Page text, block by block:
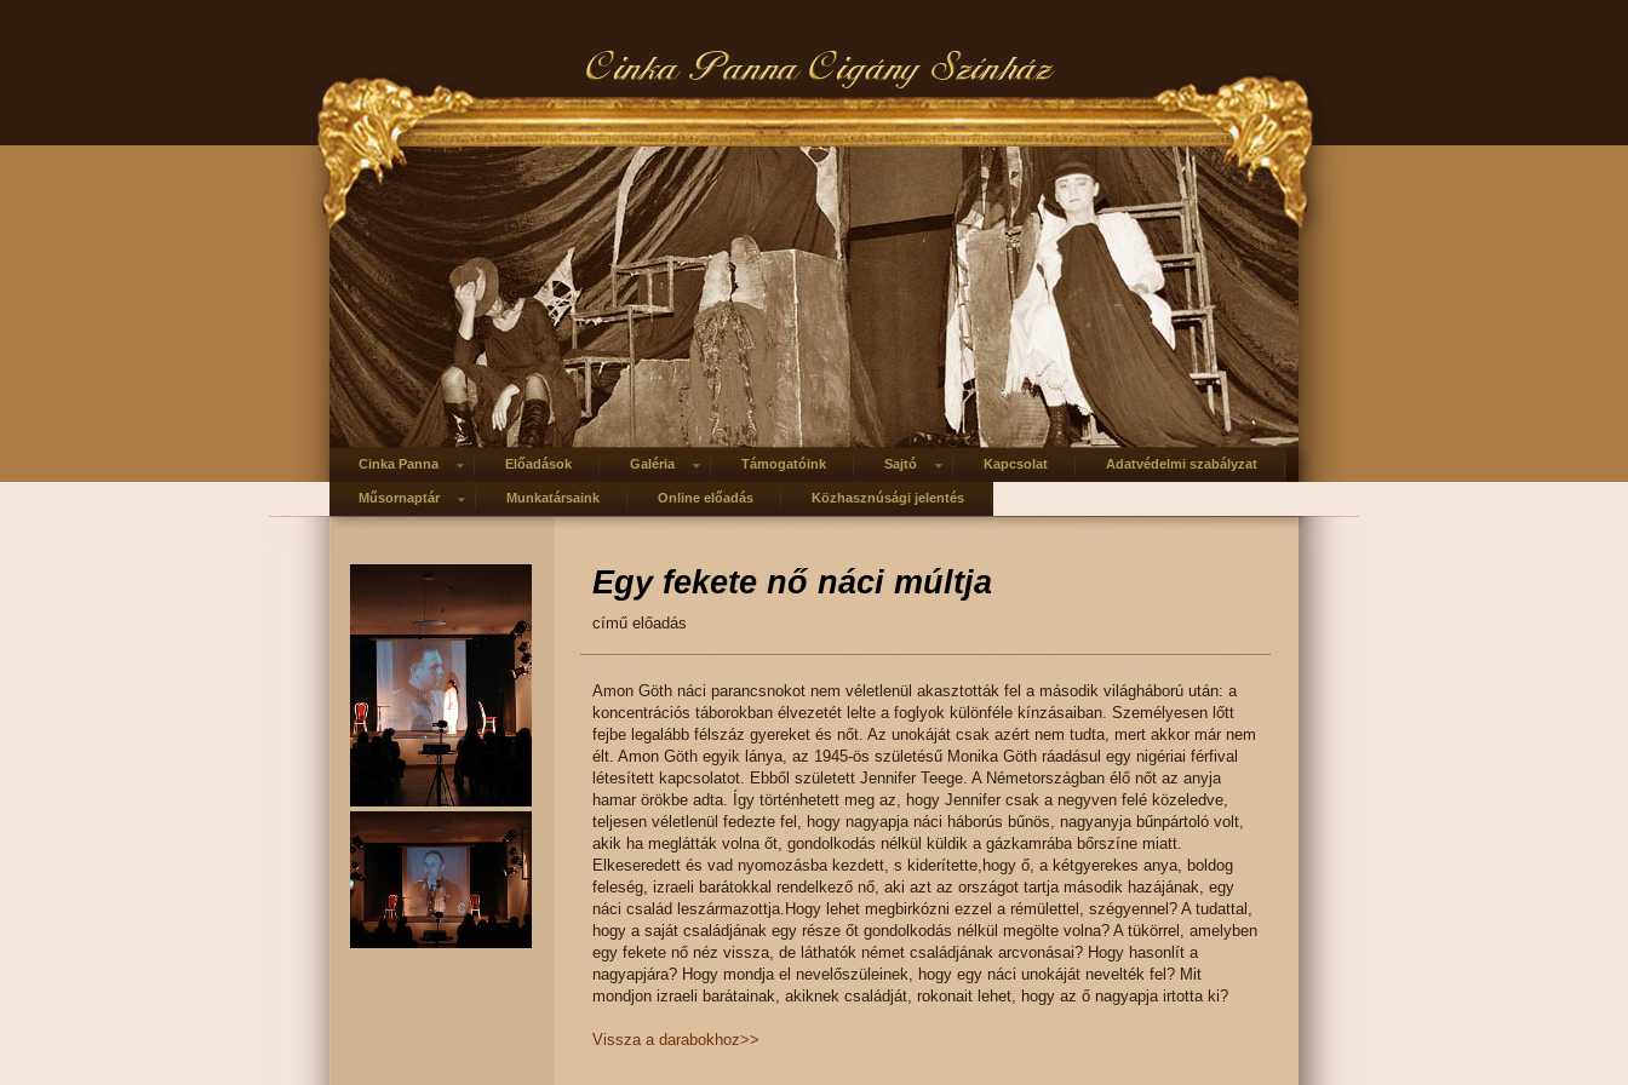
Cinka Panna Előadások Galéria Támogatóink Sajtó Kapcsolat Adatvédelmi szabályzat
Műsornaptár Munkatársaink Online előadás Közhasznúsági jelentés
Egy fekete nő náci múltja
című előadás
Amon Göth náci parancsnokot nem véletlenül akasztották fel a második világháború után: a
koncentrációs táborokban élvezetét lelte a foglyok különféle kínzásaiban. Személyesen lőtt
fejbe legalább félszáz gyereket és nőt. Az unokáját csak azért nem tudta, mert akkor már nem
élt. Amon Göth egyik lánya, az 1945-ös születésű Monika Göth ráadásul egy nigériai férfival
létesített kapcsolatot. Ebből született Jennifer Teege. A Németországban élő nőt az anyja
hamar örökbe adta. Így történhetett meg az, hogy Jennifer csak a negyven felé közeledve,
teljesen véletlenül fedezte fel, hogy nagyapja náci háborús bűnös, nagyanyja bűnpártoló volt,
akik ha meglátták volna őt, gondolkodás nélkül küldik a gázkamrába bőrszíne miatt.
Elkeseredett és vad nyomozásba kezdett, s kiderítette,hogy ő, a kétgyerekes anya, boldog
feleség, izraeli barátokkal rendelkező nő, aki azt az országot tartja második hazájának, egy
náci család leszármazottja.Hogy lehet megbirkózni ezzel a rémülettel, szégyennel? A tudattal,
hogy a saját családjának egy része őt gondolkodás nélkül megölte volna? A tükörrel, amelyben
egy fekete nő néz vissza, de láthatók német családjának arcvonásai? Hogy hasonlít a
nagyapjára? Hogy mondja el nevelőszüleinek, hogy egy náci unokáját nevelték fel? Mit
mondjon izraeli barátainak, akiknek családját, rokonait lehet, hogy az ő nagyapja irtotta ki?
Vissza a darabokhoz>>